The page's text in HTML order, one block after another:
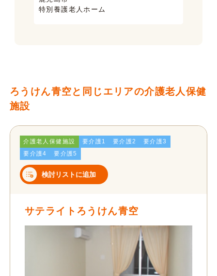
特別養護老人ホーム
ろうけん青空と同じエリアの介護老人保健
施設
介護老人保健施設 要介護1 要介護2
要介護3
要介護4
要介護5
検討リストに追加
サテライトろうけん青空